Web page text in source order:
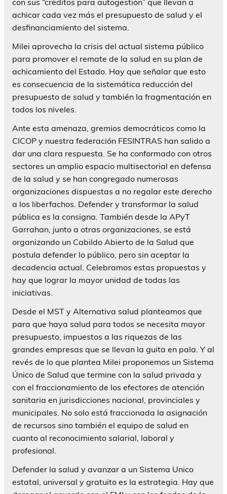
achicar cada vez más el presupuesto de salud y el
desfinanciamiento del sistema.
Milei aprovecha la crisis del actual sistema público
para promover el remate de la salud en su plan de
achicamiento del Estado. Hay que señalar que esto
es consecuencia de la sistemática reducción del
presupuesto de salud y también la fragmentación en
todos los niveles.
Ante esta amenaza, gremios democráticos como la
CICOP y nuestra federación FESINTRAS han salido a
dar una clara respuesta. Se ha conformado con otros
sectores un amplio espacio multisectorial en defensa
de la salud y se han congregado numerosas
organizaciones dispuestas a no regalar este derecho
a los liberfachos. Defender y transformar la salud
pública es la consigna. También desde la APyT
Garrahan, junto a otras organizaciones, se está
organizando un Cabildo Abierto de la Salud que
postula defender lo público, pero sin aceptar la
decadencia actual. Celebramos estas propuestas y
hay que lograr la mayor unidad de todas las
iniciativas.
Desde el MST y Alternativa salud planteamos que
para que haya salud para todos se necesita mayor
presupuesto, impuestos a las riquezas de las
grandes empresas que se llevan la guita en pala. Y al
revés de lo que plantea Milei proponemos un Sistema
Único de Salud que termine con la salud privada y
con el fraccionamiento de los efectores de atención
sanitaria en jurisdicciones nacional, provinciales y
municipales. No solo está fraccionada la asignación
de recursos sino también el equipo de salud en
cuanto al reconocimiento salarial, laboral y
profesional.
Defender la salud y avanzar a un Sistema Unico
estatal, universal y gratuito es la estrategia. Hay que